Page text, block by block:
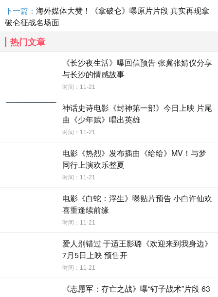
下一篇： 海外媒体大赞！《拿破仑》曝原片片段 真实再现拿
破仑征战名场面
热门文章
《长沙夜生活》曝回信预告 张冀张婧仪分享
与长沙的情感故事
时间：11-21
神话史诗电影《封神第一部》今日上映 片尾
曲《少年赋》唱出英雄
时间：11-21
电影《热烈》发布插曲《给给》MV！与梦
同行上演欢乐整夏
时间：11-21
电影《白蛇：浮生》曝贴片预告 小白许仙欢
喜重逢续前缘
时间：11-21
爱人别错过 于适王影璐《欢迎来到我身边》
7月5日上映 预售开
时间：11-21
《志愿军：存亡之战》曝“钉子战术”片段 63